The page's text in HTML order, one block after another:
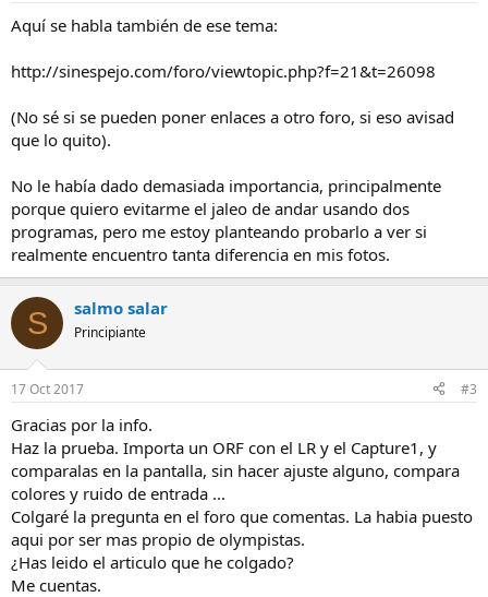
Aquí se habla también de ese tema:
http://sinespejo.com/foro/viewtopic.php?f=21&t=26098
(No sé si se pueden poner enlaces a otro foro, si eso avisad
que lo quito).
No le había dado demasiada importancia, principalmente
porque quiero evitarme el jaleo de andar usando dos
programas, pero me estoy planteando probarlo a ver si
realmente encuentro tanta diferencia en mis fotos.
S salmo salar
Principiante
17 Oct 2017 #3
Gracias por la info.
Haz la prueba. Importa un ORF con el LR y el Capture1, y
comparalas en la pantalla, sin hacer ajuste alguno, compara
colores y ruido de entrada ...
Colgaré la pregunta en el foro que comentas. La habia puesto
aqui por ser mas propio de olympistas.
¿Has leido el articulo que he colgado?
Me cuentas.